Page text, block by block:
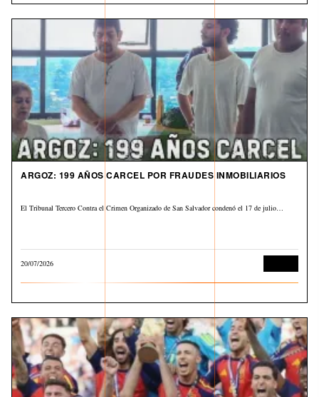
ARGOZ: 199 AÑOS CARCEL POR FRAUDES INMOBILIARIOS
El Tribunal Tercero Contra el Crimen Organizado de San Salvador condenó el 17 de julio…
20/07/2026